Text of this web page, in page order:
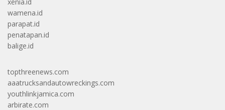
wamena.id
parapat.id
penatapan.id
balige.id
topthreenews.com
aaatrucksandautowreckings.com
youthlinkjamica.com
arbirate.com